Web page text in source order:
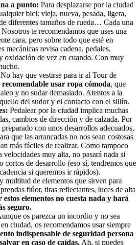
a punto: Para desplazarse por la ciudad
bici: vieja, nueva, pesada, ligera,
diferentes tamaños de rueda… Cada una
te recomendamos que uses una
cara, pero sobre todo que esté en
mecánicas revisa cadena, pedales,
oxidación de vez en cuando. Con muy
No hay que vestirse para ir al Tour de
recomendable usar ropa cómoda, que
y no sudar demasiado. Atentos a la
del sudor y el contacto con el sillín.
Pedalear por la ciudad implica muchas
cambios de dirección y de calzada. Por
con unos desarrollos adecuados,
que las arrancadas no nos sean costosas
más fáciles de realizar. Como tampoco
velocidades muy alta, no pasará nada si
cortos de desarrollo (eso sí, tendremos que
si queremos ir rápidos).
multitud de elementos que sirven para
flúor, tiras reflectantes, luces de alta
estos elementos no cuesta nada y hará
seguro.
os parezca un incordio y no sea
ciudad, os recomendamos usar siempre
indispensable de seguridad persona
en caso de caídas. Ah, si puedes